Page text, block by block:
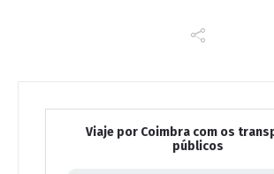
Viaje por Coimbra com os
públicos